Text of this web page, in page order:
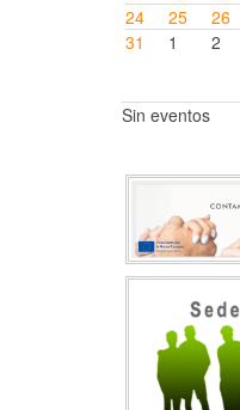
24
25 26
31
1 2
Sin eventos